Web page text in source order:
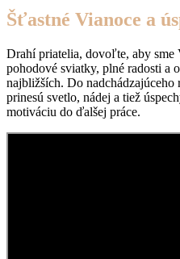
Šťastné Vianoce a
Drahí priatelia, dovoľte, aby sme
pohodové sviatky, plné radosti a
najbližších. Do
prinesú svetlo, nádej a tiež
motiváciu do ďalšej práce.